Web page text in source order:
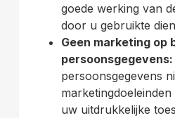
goede werking van
door u gebruikte
Geen marketing op
persoonsgegevens:
persoonsgegevens
uw uitdrukkelijke